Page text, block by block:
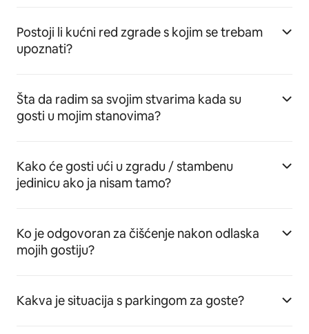
Postoji li kućni red zgrade s kojim se trebam
upoznati?
Šta da radim sa svojim stvarima kada su
gosti u mojim stanovima?
Kako će gosti ući u zgradu / stambenu
jedinicu ako ja nisam tamo?
Ko je odgovoran za čišćenje nakon odlaska
mojih gostiju?
Kakva je situacija s parkingom za goste?